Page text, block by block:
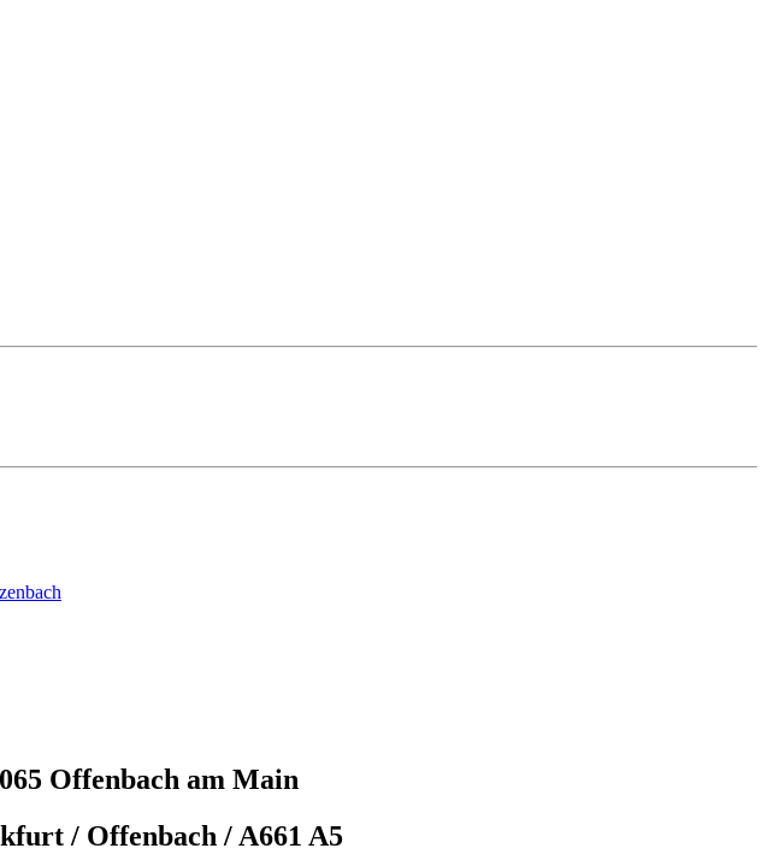
Offenbach am Main
/ Offenbach / A661 A5